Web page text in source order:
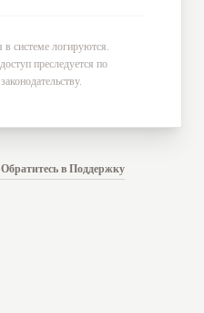
системе логируются.
преследуется по
в Поддержку